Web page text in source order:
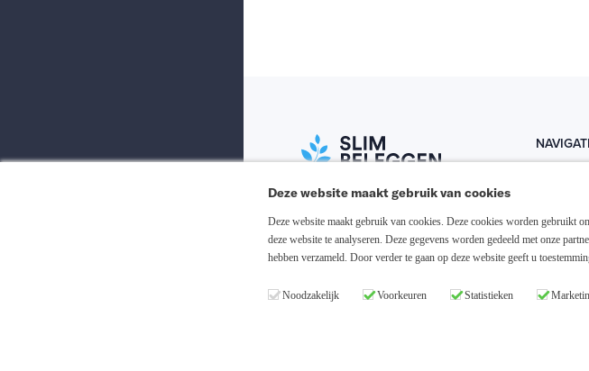
Media
Deze website maakt gebruik van cookies
Deze website maakt gebruik van cookies. Deze cookies worden gebruikt
deze website te analyseren. Deze gegevens worden gedeeld met onze
hebben verzameld. Door verder te gaan op deze website geeft u
Noodzakelijk Voorkeuren Statistieken